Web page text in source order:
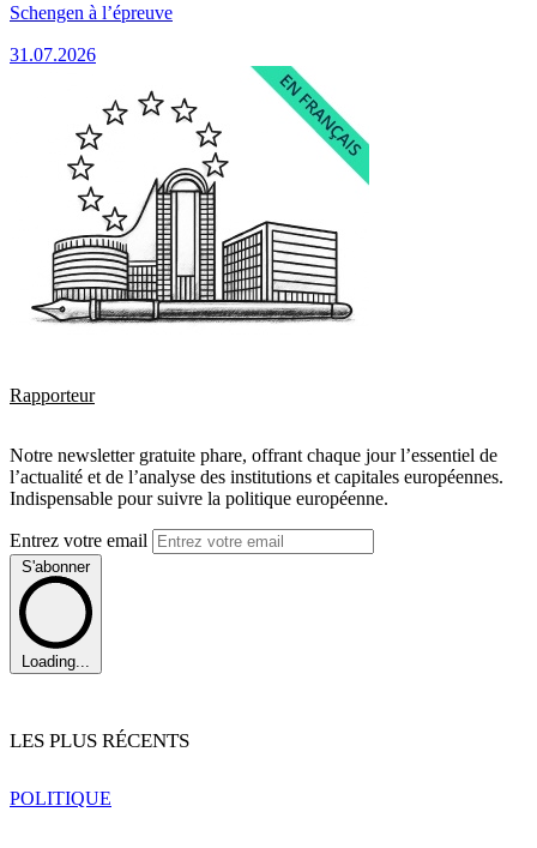
Schengen à l’épreuve
31.07.2026
Rapporteur
Notre newsletter gratuite phare, offrant chaque jour l’essentiel de
l’actualité et de l’analyse des institutions et capitales européennes.
Indispensable pour suivre la politique européenne.
Entrez votre email
S'abonner
Loading...
LES PLUS RÉCENTS
POLITIQUE